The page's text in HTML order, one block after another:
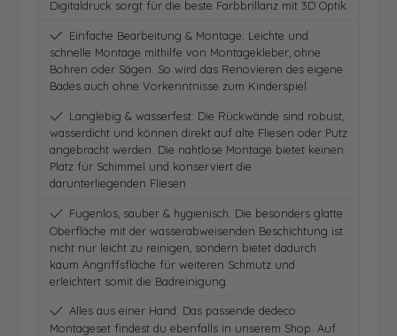
Digitaldruck sorgt für die beste Farbbrillanz mit 3D Optik
Einfache Bearbeitung & Montage: Leichte und
schnelle Montage mithilfe von Montagekleber, ohne
Bohren oder Sägen. So wird das Renovieren des eigene
Bades auch ohne Vorkenntnisse zum Kinderspiel.
Langlebig & wasserfest: Die Rückwände sind robust,
wasserdicht und können direkt auf alte Fliesen oder Putz
angebracht werden. Die nahtlose Montage bietet keinen
Platz für Schimmel und konserviert die
darunterliegenden Fliesen
Fugenlos, sauber & hygienisch: Die besonders glatte
Oberfläche mit der wasserabweisenden Beschichtung ist
nicht nur leicht zu reinigen, sondern bietet dadurch
kaum Angriffsfläche für weiteren Schmutz und
erleichtert somit die Badreinigung
Alles aus einer Hand: Das passende dedeco
Montageset findest du ebenfalls in unserem Shop. Auf